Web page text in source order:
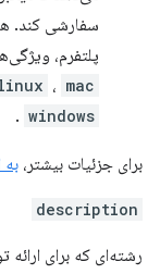
سفارشی کند.
پلتفرم،
، mac
windows
.
برای جزئیات بیشتر، به
description
رشته‌ای که برای